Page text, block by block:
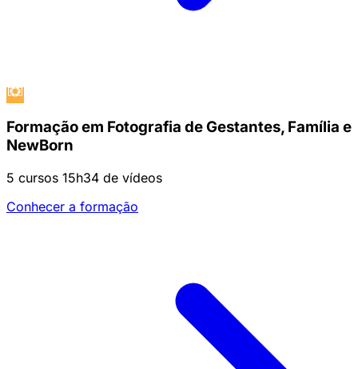
Formação em Fotografia de Gestantes, Família e
NewBorn
5 cursos 15h34 de vídeos
Conhecer a formação